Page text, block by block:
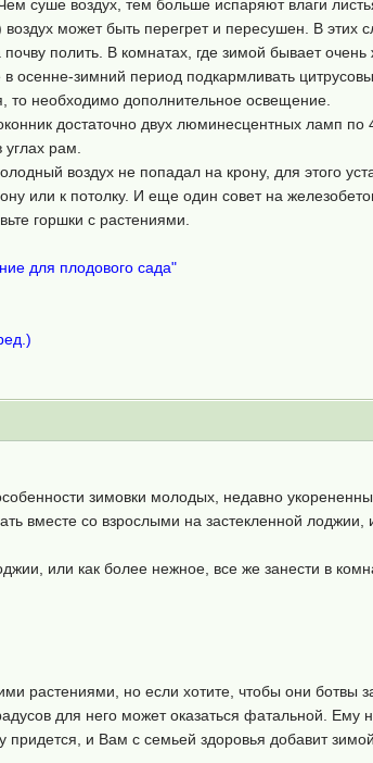
суше воздух, тем больше испаряют влаги
может быть перегрет и пересушен. В этих
полить. В комнатах, где зимой бывает
осенне-зимний период подкармливать
то необходимо дополнительное освещение.
достаточно двух люминесцентных ламп
углах рам.
воздух не попадал на крону, для этого
или к потолку. И еще один совет на
горшки с растениями.
для плодового сада"
зимовки молодых, недавно
вместе со взрослыми на застекленной
или как более нежное, все же занести в
растениями, но если хотите, чтобы они ботвы
для него может оказаться фатальной. Ему
придется, и Вам с семьей здоровья добавит зимой